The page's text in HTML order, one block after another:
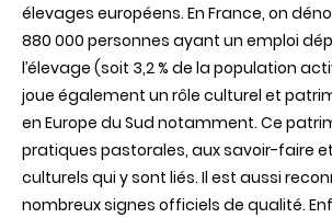
élevages européens. En France, on
880 000 personnes ayant un emploi
l’élevage (soit 3,2 % de la population
joue également un rôle culturel et
en Europe du Sud notamment. Ce
pratiques pastorales, aux savoir-faire
culturels qui y sont liés. Il est aussi
nombreux signes officiels de qualité.